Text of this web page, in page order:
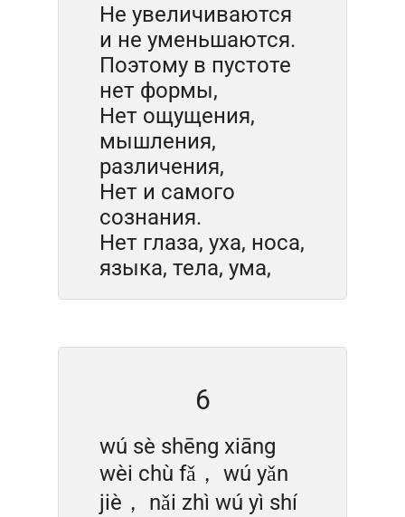
Не увеличиваются
и не уменьшаются.
Поэтому в пустоте
нет формы,
Нет ощущения,
мышления,
различения,
Нет и самого
сознания.
Нет глаза, уха, носа,
языка, тела, ума,
6
wú sè shēng xiāng
wèi chù fǎ， wú yǎn
jiè， nǎi zhì wú yì shí